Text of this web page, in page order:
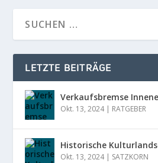
LETZTE BEITRÄGE
Verkaufsbremse
Okt. 13, 2024| RATGEBER
Historische
Okt. 13, 2024| SATZKORN